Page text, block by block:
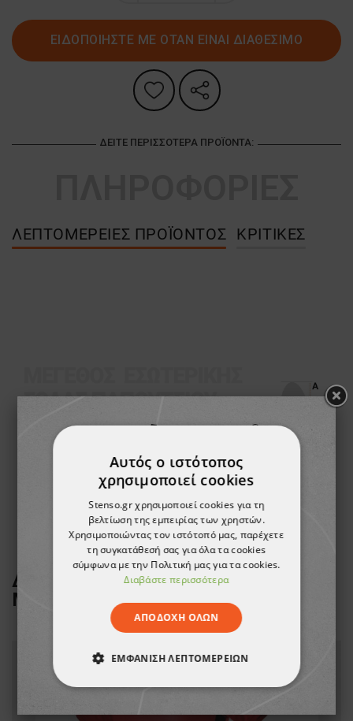
ΕΙΔΟΠΟΙΗΣΤΕ ΜΕ ΟΤΑΝ ΕΙΝΑΙ ΔΙΑΘΕΣΙΜΟ
ΔΕΊΤΕ ΠΕΡΙΣΣΌΤΕΡΑ ΠΡΟΪΌΝΤΑ:
ΛΕΠΤΟΜΈΡΕΙΕΣ ΠΡΟΪΌΝΤΟΣ ΚΡΙΤΙΚΈΣ
ΔΕΙΤΕ ΠΕΡΙΣΣΟΤΕΡΑ ΑΠΟ ΤΗ
ΜΑΡΚΑ
DIADORA
ТΟ ΠΡΟΪΌΝ ΈΧΕΙ ΕΞΑΝΤΛΗΘΕΊ
Αυτός ο ιστότοπος
χρησιμοποιεί cookies
Stenso.gr χρησιμοποιεί cookies για τη
βελτίωση της εμπειρίας των χρηστών.
Χρησιμοποιώντας τον ιστότοπό μας, παρέχετε
τη συγκατάθεσή σας για όλα τα cookies
σύμφωνα με την Πολιτική μας για τα cookies.
Διαβάστε περισσότερα
ΑΠΟΔΟΧΉ ΌΛΩΝ
ΕΜΦΆΝΙΣΗ ΛΕΠΤΟΜΕΡΕΙΏΝ
ΑΠΟΛΎΤΩΣ ΑΠΑΡΑΊΤΗΤΑ